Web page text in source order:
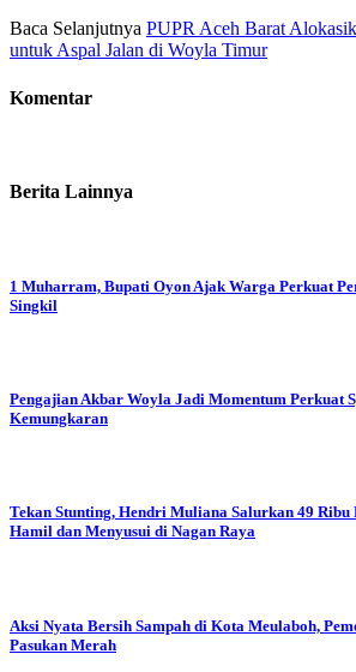
Baca Selanjutnya ‎PUPR Aceh Barat
untuk Aspal Jalan di Woyla Timur
Komentar
Berita Lainnya
1 Muharram, Bupati Oyon Ajak Warga Perkuat
Singkil
Pengajian Akbar Woyla Jadi Momentum Perkuat
Kemungkaran
Tekan Stunting, Hendri Muliana Salurkan 49 Ribu
Hamil dan Menyusui di Nagan Raya
Aksi Nyata Bersih Sampah di Kota Meulaboh,
Pasukan Merah